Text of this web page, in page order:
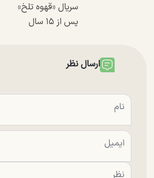
سریال «قهوه تلخ»
پس از ۱۵ سال
ارسال نظر